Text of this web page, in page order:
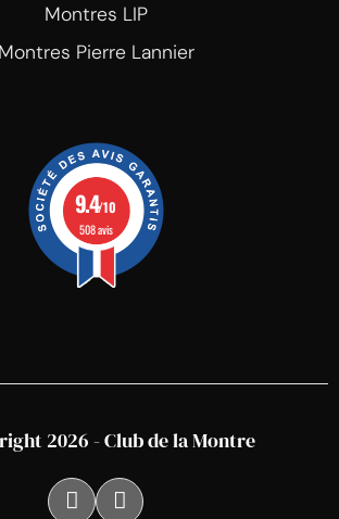
Montres LIP
Montres Pierre Lannier
9.4/10
508 avis
2026 - Club de la Montre